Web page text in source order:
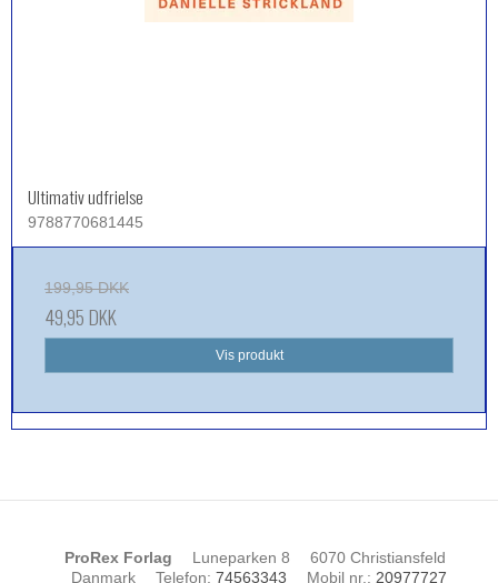
Ultimativ udfrielse
9788770681445
199,95 DKK
49,95 DKK
Vis produkt
ProRex Forlag Luneparken 8
6070 Christiansfeld
Danmark
Telefon: 74563343 Mobil nr. : 20977727